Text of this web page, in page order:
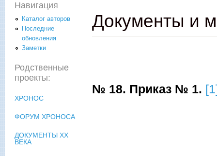
Документы и
№ 18. Приказ № 1.
Навигация
Каталог авторов
Последние
обновления
Заметки
Родственные
проекты:
ХРОНОС
ФОРУМ ХРОНОСА
ДОКУМЕНТЫ XX
ВЕКА